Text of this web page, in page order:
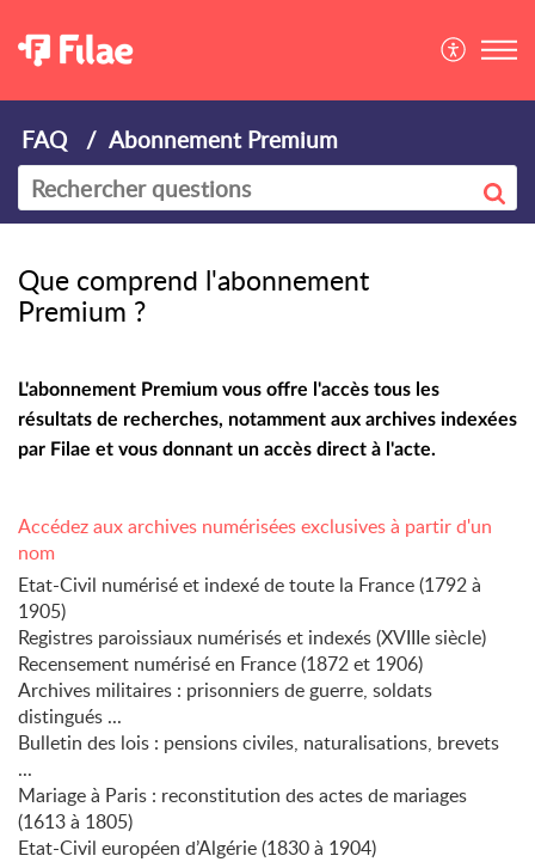
FAQ Abonnement Premium
Que comprend l'abonnement
Premium ?
L'abonnement Premium vous offre l'accès tous les
résultats de recherches, notamment aux archives indexées
par Filae et vous donnant un accès direct à l'acte.
Accédez aux archives numérisées exclusives à partir d'un
nom
Etat-Civil numérisé et indexé de toute la France (1792 à
1905)
Registres paroissiaux numérisés et indexés (XVIIIe siècle)
Recensement numérisé en France (1872 et 1906)
Archives militaires : prisonniers de guerre, soldats
distingués ...
Bulletin des lois : pensions civiles, naturalisations, brevets
...
Mariage à Paris : reconstitution des actes de mariages
(1613 à 1805)
Etat-Civil européen d’Algérie (1830 à 1904)